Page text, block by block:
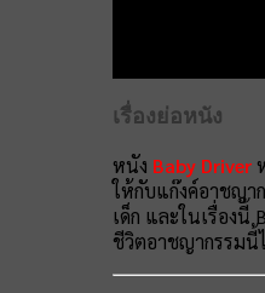
เรื่องย่อหนัง
หนัง Baby Driver
ให้กับแก๊งค์อาชญา
เด็ก และในเรื่องนี้
ชีวิตอาชญากรรม